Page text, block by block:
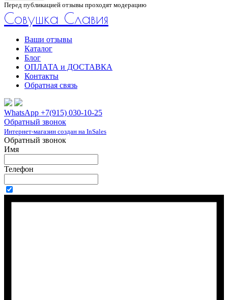
Перед публикацией отзывы проходят модерацию
Совушка Славия
Ваши отзывы
Каталог
Блог
ОПЛАТА и ДОСТАВКА
Контакты
Обратная связь
WhatsApp +7(915) 030-10-25
Обратный звонок
Интернет-магазин создан на InSales
Обратный звонок
Имя
Телефон